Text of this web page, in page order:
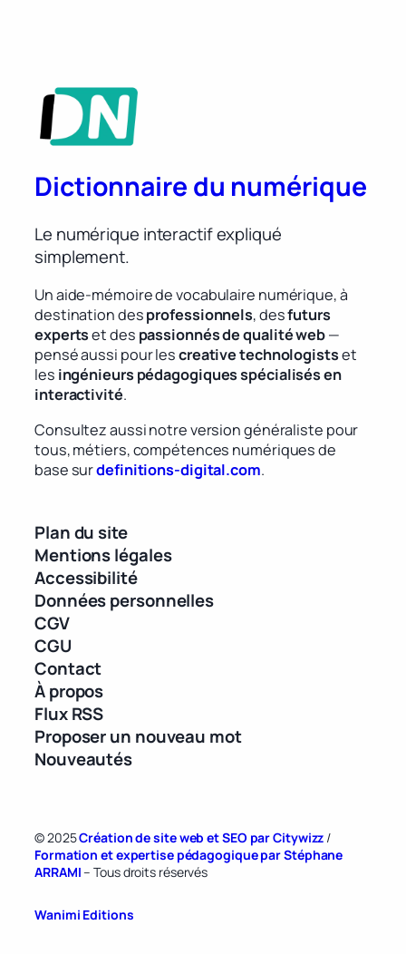
Dictionnaire du numérique
Le numérique interactif expliqué
simplement.
Un aide-mémoire de vocabulaire numérique, à
destination desprofessionnels, desfuturs
expertset des passionnés de qualité web—
pensé aussi pour lescreative technologistset
les ingénieurs pédagogiques spécialisés en
interactivité.
Consultez aussi notre version généraliste pour
tous, métiers, compétences numériques de
base surdefinitions-digital.com.
Plan du site
Mentions légales
Accessibilité
Données personnelles
CGV
CGU
Contact
À propos
Flux RSS
Proposer un nouveau mot
Nouveautés
© 2025Création de site web et SEO par Citywizz /
Formation et expertise pédagogique par Stéphane
ARRAMI– Tous droits réservés
Wanimi Editions